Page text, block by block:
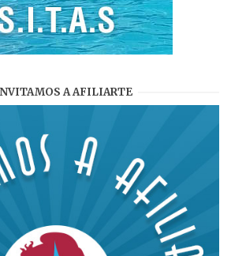
A AFILIARTE